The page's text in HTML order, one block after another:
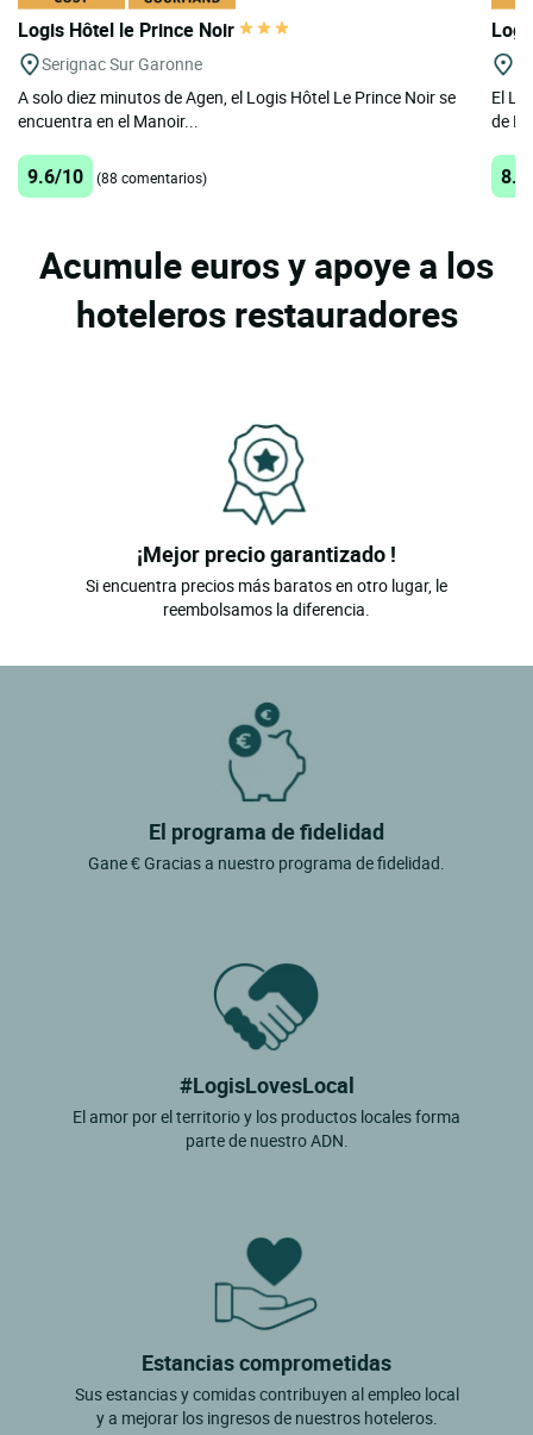
Logis Hôtel le Prince Noir
Serignac Sur Garonne
A solo diez minutos de Agen, el Logis Hôtel Le Prince Noir se
encuentra en el Manoir...
9.6/10 (88 comentarios)
El
de
Acumule euros y apoye a los
hoteleros restauradores
¡Mejor precio garantizado !
Si encuentra precios más baratos en otro lugar, le
reembolsamos la diferencia.
El programa de fidelidad
Gane € Gracias a nuestro programa de fidelidad.
#LogisLovesLocal
El amor por el territorio y los productos locales forma
parte de nuestro ADN.
Estancias comprometidas
Sus estancias y comidas contribuyen al empleo local
y a mejorar los ingresos de nuestros hoteleros.